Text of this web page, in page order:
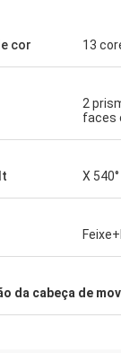
cor 13
2
faces
X
da cabeça de